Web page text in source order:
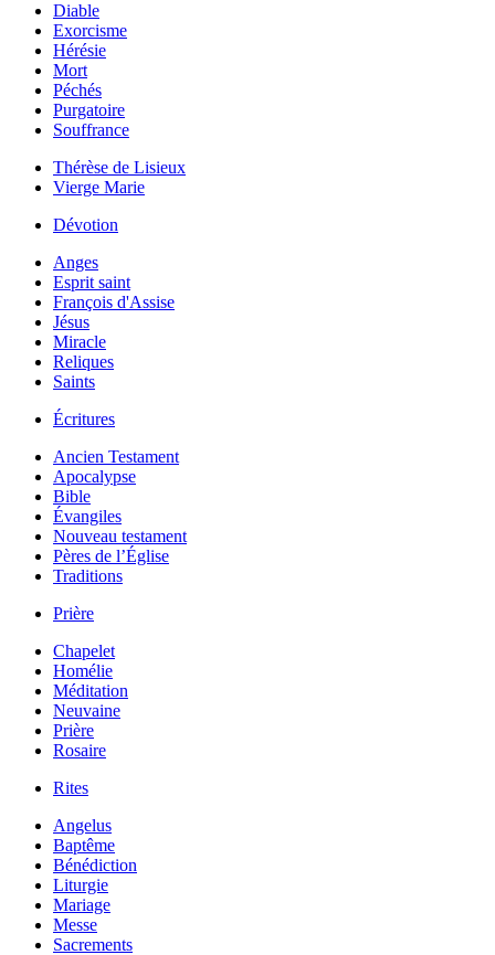
Diable
Exorcisme
Hérésie
Mort
Péchés
Purgatoire
Souffrance
Thérèse de Lisieux
Vierge Marie
Dévotion
Anges
Esprit saint
François d'Assise
Jésus
Miracle
Reliques
Saints
Écritures
Ancien Testament
Apocalypse
Bible
Évangiles
Nouveau testament
Pères de l’Église
Traditions
Prière
Chapelet
Homélie
Méditation
Neuvaine
Prière
Rosaire
Rites
Angelus
Baptême
Bénédiction
Liturgie
Mariage
Messe
Sacrements